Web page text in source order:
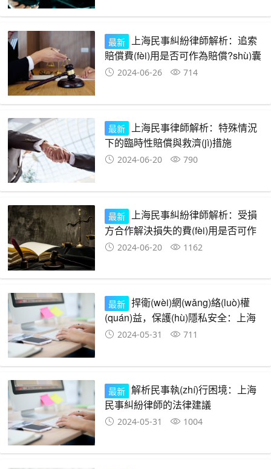
最新
上海民事糾紛律師解析：追索
賠償費(fèi)用是否可作為賠償?shù)囊
徊糠郑糠蓪`約方或侵權(quán)方
2024-06-26 714
最新 上海民事律師解析：特殊情況
下的臨時性賠償與救濟(jì)措施
2024-06-20 790
最新 上海民事糾紛律師解析：受損
方合作解決損失的費(fèi)用是否可作
為賠償？
2024-06-20 1162
最新 捍衛(wèi)網(wǎng)絡(luò)權
(quán)益，保護(hù)隱私安全：上海
民事律師的法律指南
2024-05-31 711
最新 解析民事執(zhí)行困境：上海
民事糾紛律師的法律建議
2024-05-31 1004